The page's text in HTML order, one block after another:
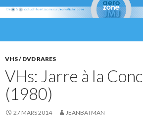
CONTENU
VHS / DVD RARES
VHs: Jarre à la
(1980)
27 MARS 2014 JEANBATMAN